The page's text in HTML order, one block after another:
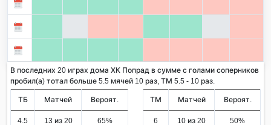
В последних 20 играх дома ХК Попрад в сумме с голами соперников
пробил(а) тотал больше 5.5 мячей 10 раз, ТМ 5.5 - 10 раз.
ТБ Матчей Вероят.
4.5 13 из 20 65%
ТМ Матчей Вероят.
6 10 из 20 50%